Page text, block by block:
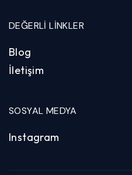
DEĞERLI LINKLER
Blog
İletişim
SOSYAL MEDYA
Instagram